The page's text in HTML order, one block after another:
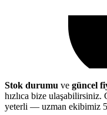
Stok durumu ve güncel
hızlıca bize ulaşabilirsiniz.
yeterli — uzman ekibimiz